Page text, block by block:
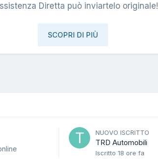
Diretta può inviartelo originale!
SCOPRI DI PIÙ
NUOVO ISCRITTO
TRD Automobili
Iscritto 18 ore fa